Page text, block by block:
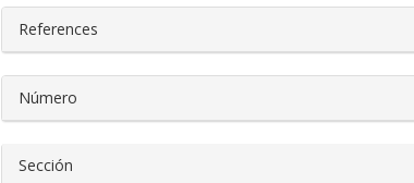
References
Número
Sección